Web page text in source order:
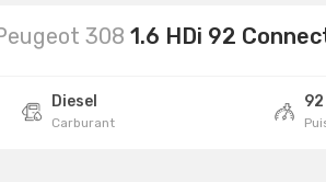
308 1.6 HDi 92
Diesel
Carburant
92